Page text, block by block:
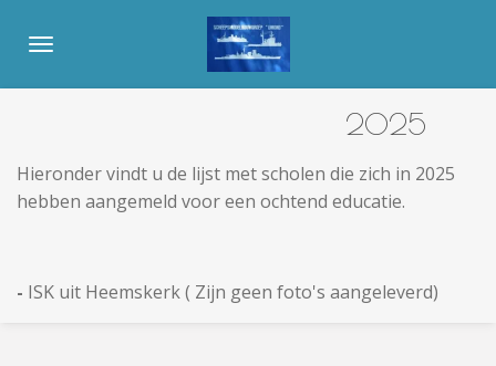
direct
2025
Hieronder vindt u de lijst met scholen die zich in 2025
hebben aangemeld voor een ochtend educatie.
- ISK uit Heemskerk ( Zijn geen foto's aangeleverd)